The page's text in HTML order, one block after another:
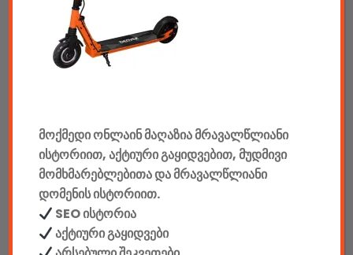
აუდიო & ვიდეო
კონსოლები & აქსესუარები
ელემენტები
აკკუმულატორები
კაბელები & დამტენები
დისკები
მოქმედი ონლაინ მაღაზია მრავალწლიანი
ისტორიით, აქტიური გაყიდვებით, მუდმივი
მომხმარებლებითა და მრავალწლიანი
დომენის ისტორიით.
SEO ისტორია
აქტიური გაყიდვები